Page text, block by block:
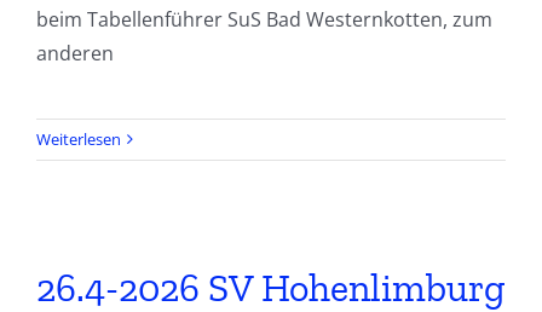
beim Tabellenführer SuS Bad Westernkotten, zum
anderen
Weiterlesen
26.4-2026 SV Hohenlimburg